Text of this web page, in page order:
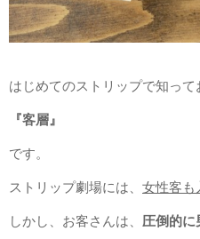
はじめてのストリップで知って
『客層』
です。
ストリップ劇場には、 女性客も
しかし、お客さんは、 圧倒的に